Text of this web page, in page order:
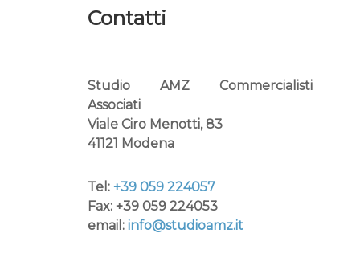
Contatti
Studio AMZ Commercialisti
Associati
Viale Ciro Menotti, 83
41121 Modena
Tel: +39 059 224057
Fax: +39 059 224053
email: info@studioamz.it